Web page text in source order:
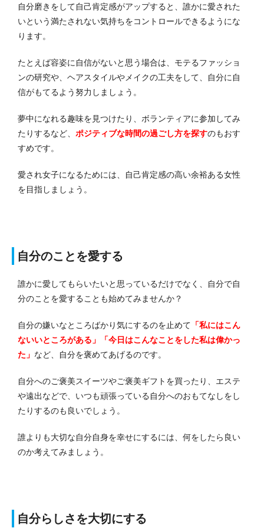
自分磨きをして自己肯定感がアップすると、誰かに愛された
いという満たされない気持ちをコントロールできるようにな
ります。
たとえば容姿に自信がないと思う場合は、モテるファッショ
ンの研究や、ヘアスタイルやメイクの工夫をして、自分に自
信がもてるよう努力しましょう。
夢中になれる趣味を見つけたり、ボランティアに参加してみ
たりするなど、 ポジティブな時間の過ごし方を探すのもおす
すめです。
愛され女子になるためには、自己肯定感の高い余裕ある女性
を目指しましょう。
自分のことを愛する
誰かに愛してもらいたいと思っているだけでなく、自分で自
分のことを愛することも始めてみませんか？
自分の嫌いなところばかり気にするのを止めて 「私にはこん
ないいところがある」「今日はこんなことをした私は偉かっ
た」 など、自分を褒めてあげるのです。
自分へのご褒美スイーツやご褒美ギフトを買ったり、エステ
や遠出などで、いつも頑張っている自分へのおもてなしをし
たりするのも良いでしょう。
誰よりも大切な自分自身を幸せにするには、何をしたら良い
のか考えてみましょう。
自分らしさを大切にする